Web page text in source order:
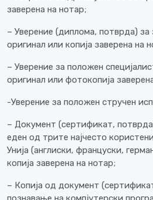
заверена на нотар;
– Уверение (диплома, потврда)
оригинал или копија заверена на
– Уверение за положен
оригинал или фотокопија
-Уверение за положен стручен
– Документ (сертификат,
еден од трите најчесто
Унија (англиски, француски,
копија заверена на нотар;
– Копија од документ